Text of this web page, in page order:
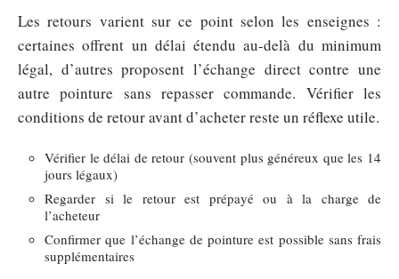
Les retours varient sur ce point selon les enseignes :
certaines offrent un délai étendu au-delà du minimum
légal, d’autres proposent l’échange direct contre une
autre pointure sans repasser commande. Vérifier les
conditions de retour avant d’acheter reste un réflexe utile.
Vérifier le délai de retour (souvent plus généreux que les 14
jours légaux)
Regarder si le retour est prépayé ou à la charge de
l’acheteur
Confirmer que l’échange de pointure est possible sans frais
supplémentaires